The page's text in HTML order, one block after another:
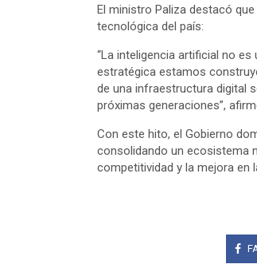
El ministro Paliza destacó
tecnológica del país:
“La inteligencia artificial no
estratégica estamos
de una infraestructura digital
próximas generaciones”,
Con este hito, el Gobierno
consolidando un ecosistema
competitividad y la mejora en